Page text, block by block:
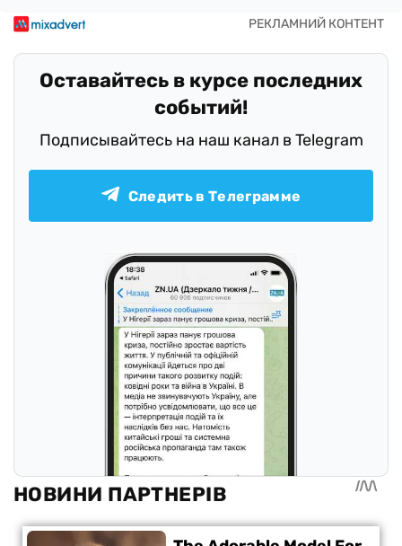
Оставайтесь в курсе последних
событий!
Подписывайтесь на наш канал в Telegram
Следить в Телеграмме